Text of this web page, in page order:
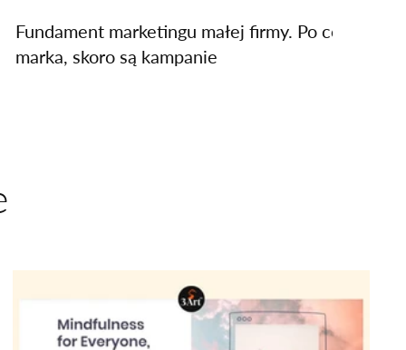
Fundament marketingu małej firmy. Po co
marka, skoro są kampanie